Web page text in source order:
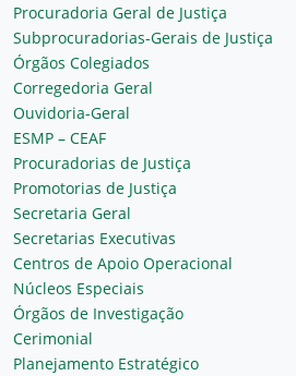
Procuradoria Geral de Justiça
Subprocuradorias-Gerais de Justiça
Órgãos Colegiados
Corregedoria Geral
Ouvidoria-Geral
ESMP – CEAF
Procuradorias de Justiça
Promotorias de Justiça
Secretaria Geral
Secretarias Executivas
Centros de Apoio Operacional
Núcleos Especiais
Órgãos de Investigação
Cerimonial
Planejamento Estratégico